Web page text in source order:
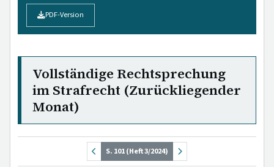
PDF-Version
Vollständige Rechtsprechung
im Strafrecht (Zurückliegender
Monat)
S. 101 (Heft 3/2024)